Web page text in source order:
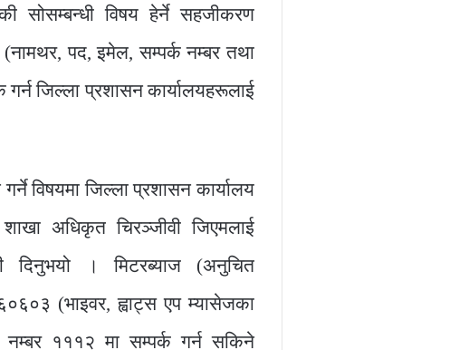
सोसम्बन्धी विषय हेर्ने सहजीकरण
पद, इमेल, सम्पर्क नम्बर तथा
जिल्ला प्रशासन कार्यालयहरूलाई
विषयमा जिल्ला प्रशासन कार्यालय
अधिकृत चिरञ्जीवी जिएमलाई
दिनुभयो । मिटरब्याज (अनुचित
(भाइवर, ह्वाट्स एप म्यासेजका
१११२ मा सम्पर्क गर्न सकिने